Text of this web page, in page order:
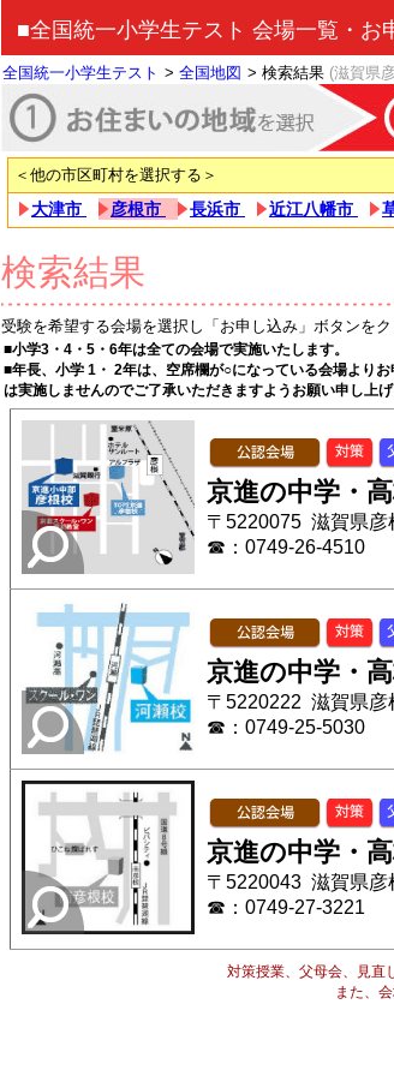
■全国統一小学生テスト 会場一覧・お
全国統一小学生テスト > 全国地図 > 検索結果 (滋賀県
＜他の市区町村を選択する＞
大津市 彦根市 長浜市 近江八幡市
検索結果
受験を希望する会場を選択し「お申し込み」ボタンをク
■小学3・4・5・6年は全ての会場で実施いたします。
■年長、小学 1・ 2年は、空席欄が○になっている会場より
は実施しませんのでご了承いただきますようお願い申し上げ
京進の中学・
〒5220075 滋賀県
☎：0749-26-4510
京進の中学・
〒5220222 滋賀県
☎：0749-25-5030
京進の中学・
〒5220043 滋賀県
☎：0749-27-3221
対策授業、父母会、見直
また、